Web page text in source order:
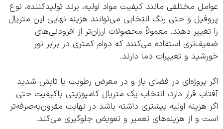
مختلفی مانند کیفیت مواد اولیه، برند تولیدکننده، نوع
و حتی رنگ انتخابی می‌توانند هزینه نهایی این متریال
دهند. معمولاً محصولات ارزان‌تر از افزودنی‌های
استفاده می‌کنند که دوام کمتری در برابر نور
و تغییرات دما دارند.
پروژه‌ای در فضای باز و در معرض رطوبت یا تابش شدید
قرار دارد، انتخاب یک متریال کامپوزیتی باکیفیت حتی
هزینه اولیه بیشتری داشته باشد در نهایت مقرون‌به‌صرفه‌تر
و از هزینه‌های تعمیر و تعویض جلوگیری می‌کند.